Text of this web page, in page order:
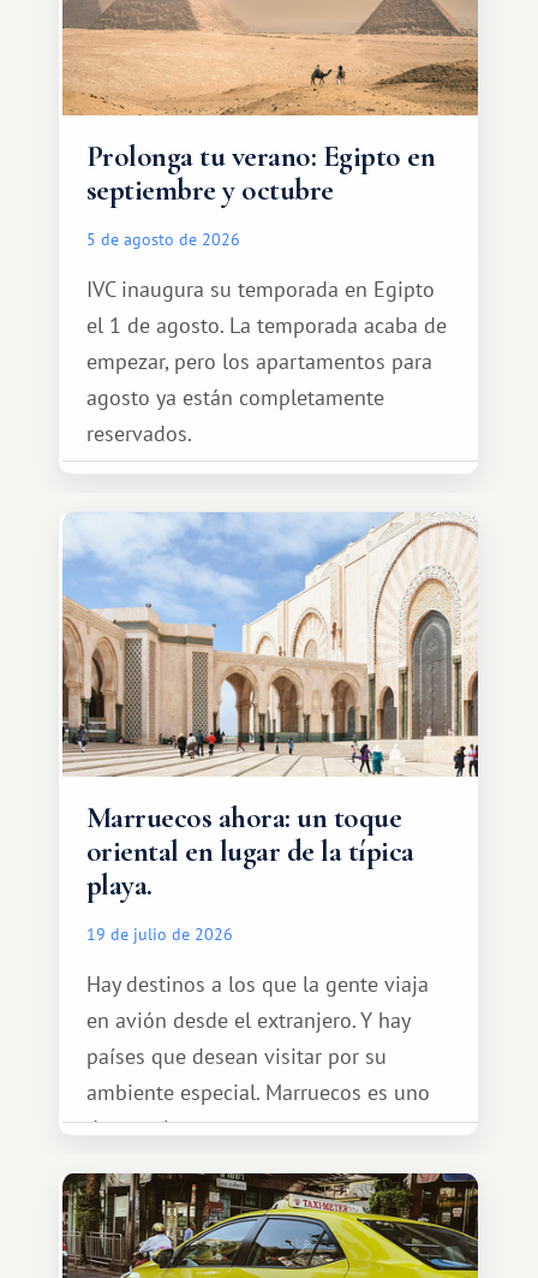
Prolonga tu verano: Egipto en
septiembre y octubre
5 de agosto de 2026
IVC inaugura su temporada en Egipto
el 1 de agosto. La temporada acaba de
empezar, pero los apartamentos para
agosto ya están completamente
reservados.
Marruecos ahora: un toque
oriental en lugar de la típica
playa.
19 de julio de 2026
Hay destinos a los que la gente viaja
en avión desde el extranjero. Y hay
países que desean visitar por su
ambiente especial. Marruecos es uno
de esos lugares.